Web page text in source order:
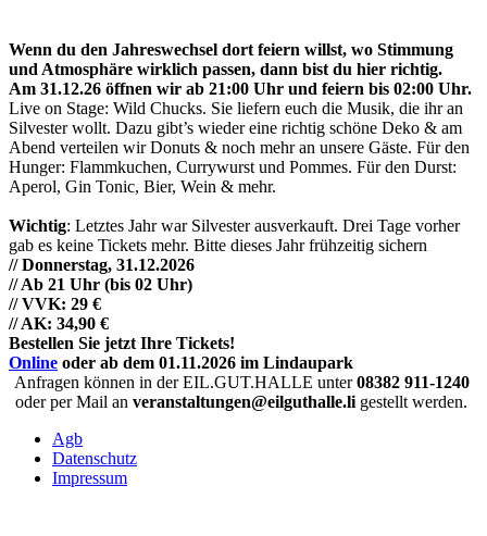
Wenn du den Jahreswechsel dort feiern willst, wo Stimmung
und Atmosphäre wirklich passen, dann bist du hier richtig.
Am 31.12.26 öffnen wir ab 21:00 Uhr und feiern bis 02:00 Uhr.
Live on Stage: Wild Chucks. Sie liefern euch die Musik, die ihr an
Silvester wollt. Dazu gibt’s wieder eine richtig schöne Deko & am
Abend verteilen wir Donuts & noch mehr an unsere Gäste. Für den
Hunger: Flammkuchen, Currywurst und Pommes. Für den Durst:
Aperol, Gin Tonic, Bier, Wein & mehr.
Wichtig: Letztes Jahr war Silvester ausverkauft. Drei Tage vorher
gab es keine Tickets mehr. Bitte dieses Jahr frühzeitig sichern
// Donnerstag, 31.12.2026
// Ab 21 Uhr (bis 02 Uhr)
// VVK: 29 €
// AK: 34,90 €
Bestellen Sie jetzt Ihre Tickets!
Online oder ab dem 01.11.2026 im Lindaupark
Anfragen können in der EIL.GUT.HALLE unter08382 911-1240
oder per Mail an veranstaltungen@eilguthalle.li gestellt werden.
Agb
Datenschutz
Impressum